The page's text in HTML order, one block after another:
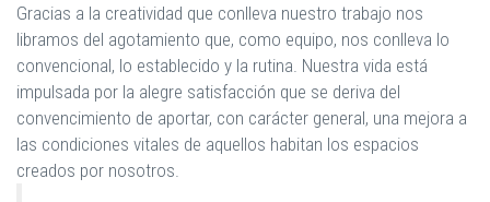
Gracias a la creatividad que conlleva nuestro trabajo nos
libramos del agotamiento que, como equipo, nos conlleva lo
convencional, lo establecido y la rutina. Nuestra vida está
impulsada por la alegre satisfacción que se deriva del
convencimiento de aportar, con carácter general, una mejora a
las condiciones vitales de aquellos habitan los espacios
creados por nosotros.